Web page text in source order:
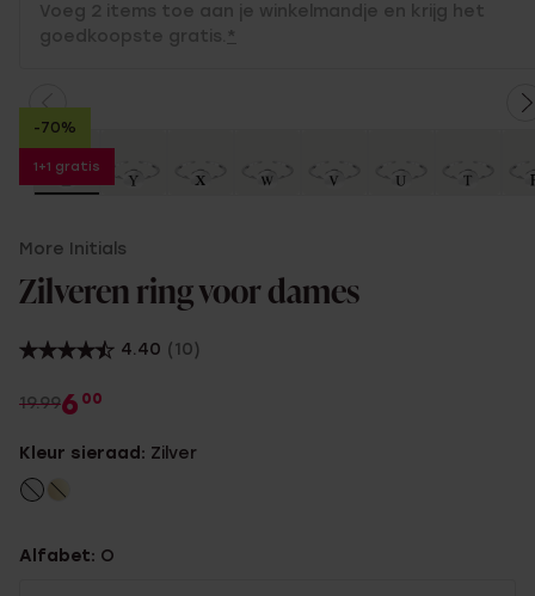
Voeg 2 items toe aan je winkelmandje en krijg het
goedkoopste gratis. *
-70%
1+1 gratis
More Initials
Zilveren ring voor dames
4.40 (10)
19.996 00
Kleur sieraad: Zilver
Alfabet: O